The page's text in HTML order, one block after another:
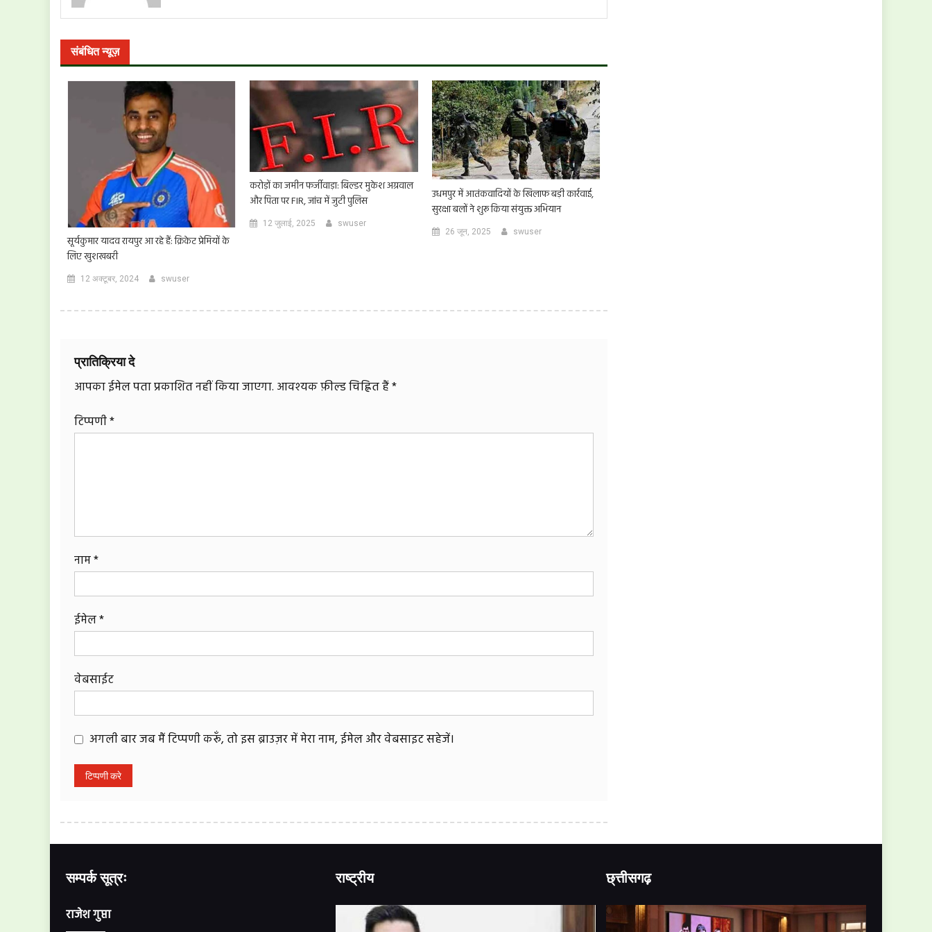
संबंधित न्यूज़
सूर्यकुमार यादव रायपुर आ रहे हैं: क्रिकेट प्रेमियों के
लिए खुशखबरी
12 अक्टूबर, 2024 swuser
करोड़ों का जमीन फर्जीवाड़ा: बिल्डर मुकेश अग्रवाल
और पिता पर FIR, जांच में जुटी पुलिस
12 जुलाई, 2025 swuser
उधमपुर में आतंकवादियों के खिलाफ बड़ी कार्रवाई,
सुरक्षा बलों ने शुरू किया संयुक्त अभियान
26 जून, 2025 swuser
प्रातिक्रिया दे
आपका ईमेल पता प्रकाशित नहीं किया जाएगा. आवश्यक फ़ील्ड चिह्नित हैं*
टिप्पणी*
नाम*
ईमेल*
वेबसाईट
अगली बार जब मैं टिप्पणी करूँ, तो इस ब्राउज़र में मेरा नाम, ईमेल और वेबसाइट सहेजें।
सम्पर्क सूत्रः
राजेश गुप्ता
राष्ट्रीय छ्त्तीसगढ़